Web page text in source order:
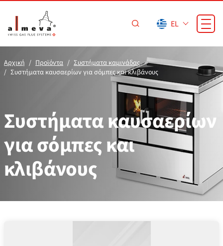
EL
Αρχική Προϊόντα
Συστήματα καμινάδας
Συστήματα καυσαερίων για σόμπες και κλιβάνους
Συστήματα καυσαερίων
για σόμπες και
κλιβάνους